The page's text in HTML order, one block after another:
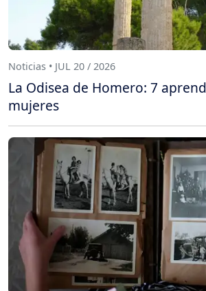
Noticias • JUL 20 / 2026
La Odisea de Homero: 7
mujeres